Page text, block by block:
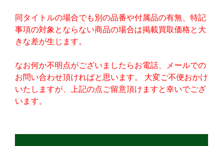
同タイトルの場合でも別の品番や付属品の有無、特記
事項の対象とならない商品の場合は掲載買取価格と大
きな差が生じます。
なお何か不明点がございましたらお電話、メールでの
お問い合わせ頂ければと思います。 大変ご不便おかけ
いたしますが、上記の点ご留意頂けますと幸いでござ
います。